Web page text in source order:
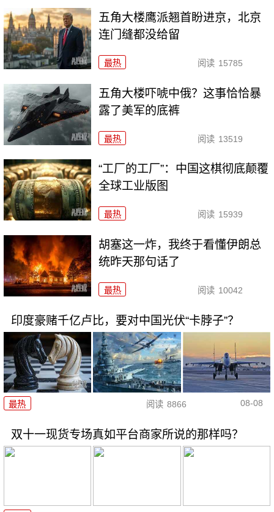
五角大楼鹰派翘首盼进京，北京
连门缝都没给留
最热 阅读 15785
五角大楼吓唬中俄？这事恰恰暴
露了美军的底裤
最热 阅读 13519
“工厂的工厂”：中国这棋彻底颠覆
全球工业版图
最热 阅读 15939
胡塞这一炸，我终于看懂伊朗总
统昨天那句话了
最热 阅读 10042
印度豪赌千亿卢比，要对中国光伏“卡脖子”？
最热 阅读 8866 08-08
双十一现货专场真如平台商家所说的那样吗？